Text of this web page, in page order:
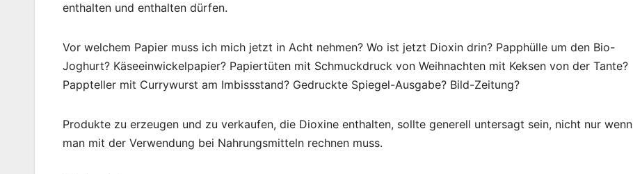
enthalten und enthalten dürfen.
Vor welchem Papier muss ich mich jetzt in Acht nehmen? Wo ist jetzt Dioxin drin? Papphülle um den Bio-
Joghurt? Käseeinwickelpapier? Papiertüten mit Schmuckdruck von Weihnachten mit Keksen von der Tante?
Pappteller mit Currywurst am Imbissstand? Gedruckte Spiegel-Ausgabe? Bild-Zeitung?
Produkte zu erzeugen und zu verkaufen, die Dioxine enthalten, sollte generell untersagt sein, nicht nur wenn
man mit der Verwendung bei Nahrungsmitteln rechnen muss.